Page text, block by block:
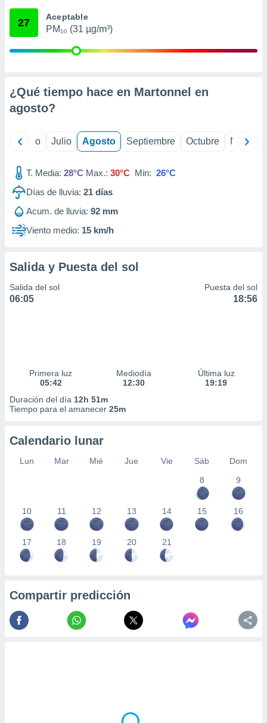
e
publicidad
1199
27 Aceptable
PM₁₀ (31 µg/m³)
¿Qué tiempo hace en Martonnel en
agosto?
Junio Julio Agosto Septiembre Octubre
T. Media: 28°C Max.: 30°C Min: 26°C
Días de lluvia: 21 días
Acum. de lluvia: 92 mm
Viento medio: 15 km/h
Salida y Puesta del sol
Salida del sol
06:05
Puesta del sol
18:56
Primera luz
05:42
Mediodía
12:30
Última luz
19:19
Duración del día 12h 51m
Tiempo para el amanecer 25m
Calendario lunar
Lun Mar Mié Jue Vie Sáb
Dom
8
9
10 11 12 13 14 15 16
17 18 19 20 21
Compartir predicción